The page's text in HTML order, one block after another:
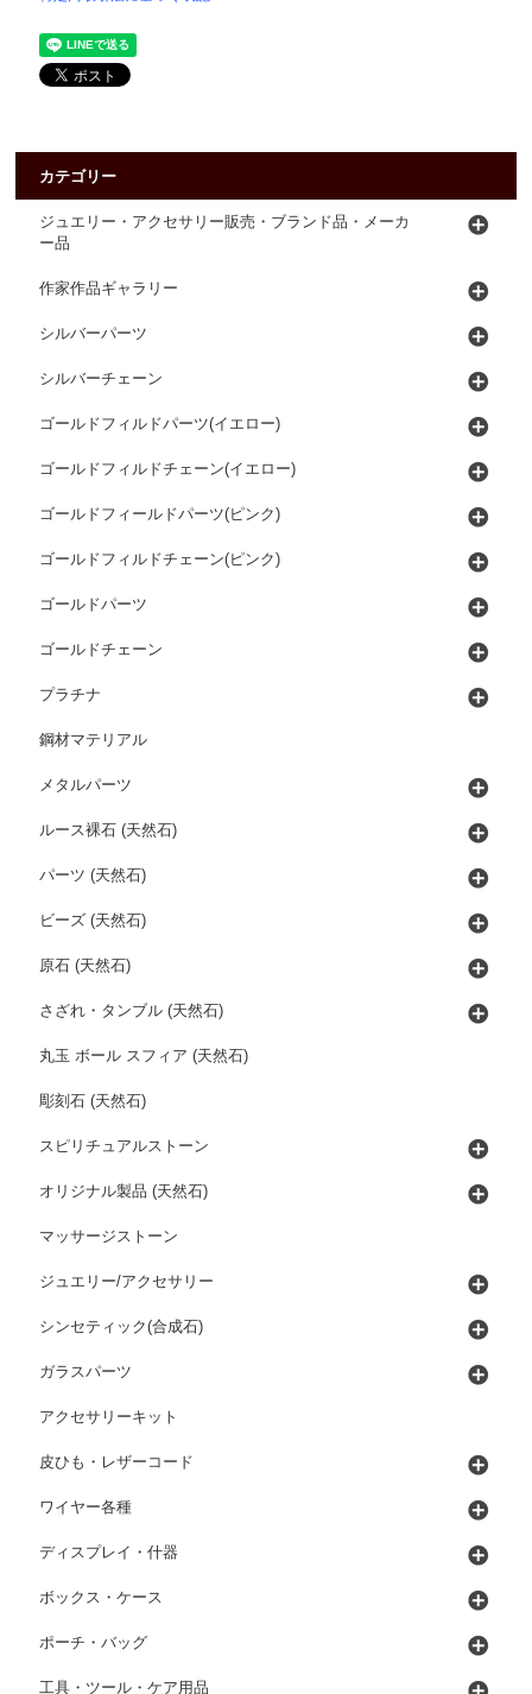
カテゴリー
ジュエリー・アクセサリー販売・ブランド品・メーカ
ー品
作家作品ギャラリー
シルバーパーツ
シルバーチェーン
ゴールドフィルドパーツ(イエロー)
ゴールドフィルドチェーン(イエロー)
ゴールドフィールドパーツ(ピンク)
ゴールドフィルドチェーン(ピンク)
ゴールドパーツ
ゴールドチェーン
プラチナ
鋼材マテリアル
メタルパーツ
ルース裸石 (天然石)
パーツ (天然石)
ビーズ (天然石)
原石 (天然石)
さざれ・タンブル (天然石)
丸玉 ボール スフィア (天然石)
彫刻石 (天然石)
スピリチュアルストーン
オリジナル製品 (天然石)
マッサージストーン
ジュエリー/アクセサリー
シンセティック(合成石)
ガラスパーツ
アクセサリーキット
皮ひも・レザーコード
ワイヤー各種
ディスプレイ・什器
ボックス・ケース
ポーチ・バッグ
工具・ツール・ケア用品